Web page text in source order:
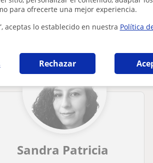
para ofrecerte una mejor experiencia.
aceptas lo establecido en nuestra Política
Rechazar
extranjeros que pueden
Sandra Patricia